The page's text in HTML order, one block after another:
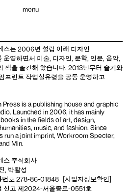
menu
스는 2006년 설립 이래 디자인
운영하면서 미술, 디자인, 문학, 인문, 음악,
책을 출간해 왔습니다. 2013년부터 슬기와
프린트 작업실유령을 공동 운영하고
Press is a publishing house and graphic
. Launched in 2006, it has mainly
in the fields of art, design,
music, and fashion. Since
run a joint imprint, Workroom Specter,
Min.
스 주식회사
, 박활성
번호 278-86-01848
[사업자정보확인]
신고 제2024-서울종로-0551호